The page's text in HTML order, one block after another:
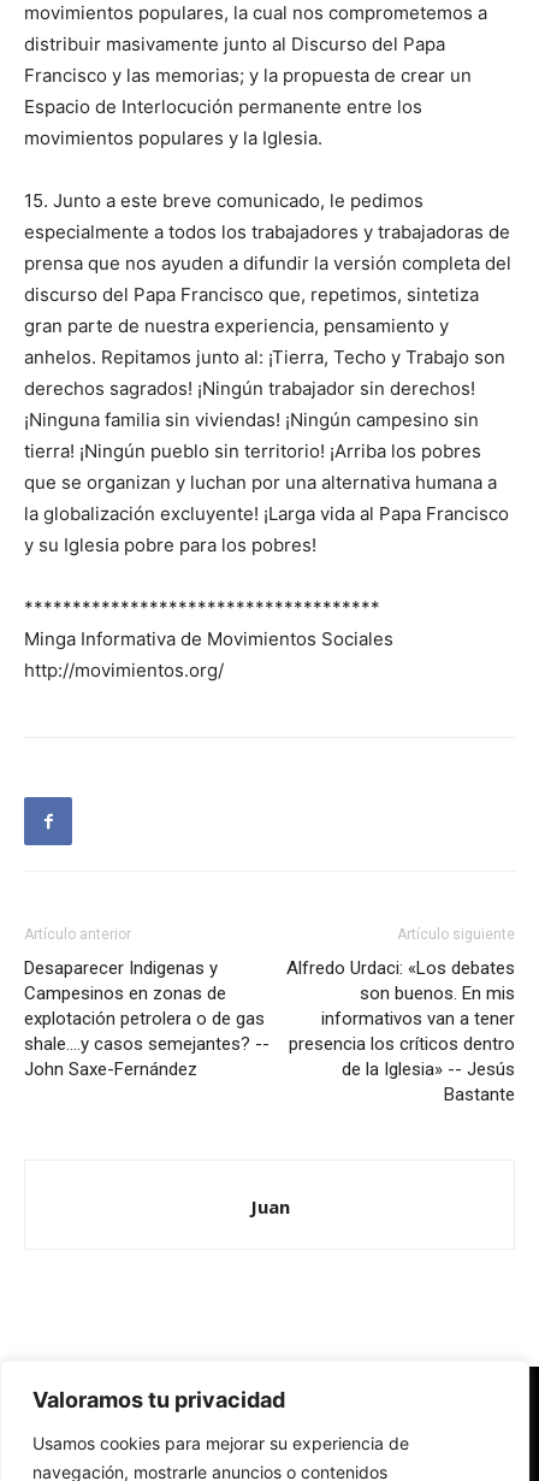
Valoramos tu privacidad
Usamos cookies para mejorar su experiencia de
navegación, mostrarle anuncios o contenidos
movimientos populares, la cual nos comprometemos a
distribuir masivamente junto al Discurso del Papa
Francisco y las memorias; y la propuesta de crear un
Espacio de Interlocución permanente entre los
movimientos populares y la Iglesia.
15. Junto a este breve comunicado, le pedimos
especialmente a todos los trabajadores y trabajadoras de
prensa que nos ayuden a difundir la versión completa del
discurso del Papa Francisco que, repetimos, sintetiza
gran parte de nuestra experiencia, pensamiento y
anhelos. Repitamos junto al: ¡Tierra, Techo y Trabajo son
derechos sagrados! ¡Ningún trabajador sin derechos!
¡Ninguna familia sin viviendas! ¡Ningún campesino sin
tierra! ¡Ningún pueblo sin territorio! ¡Arriba los pobres
que se organizan y luchan por una alternativa humana a
la globalización excluyente! ¡Larga vida al Papa Francisco
y su Iglesia pobre para los pobres!
*************************************
Minga Informativa de Movimientos Sociales
http://movimientos.org/
Artículo anterior
Desaparecer Indigenas y
Campesinos en zonas de
explotación petrolera o de gas
shale….y casos semejantes? --
John Saxe-Fernández
Artículo siguiente
Alfredo Urdaci: «Los debates
son buenos. En mis
informativos van a tener
presencia los críticos dentro
de la Iglesia» -- Jesús
Bastante
Juan
Redes Cristianas
Una mirada alternativa sobre la Iglesia católica y la sociedad
- Colectivos de Redes Cristianas